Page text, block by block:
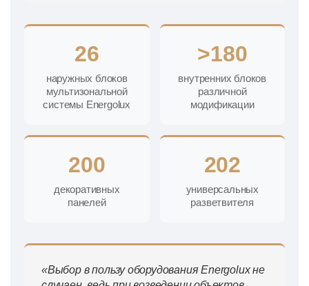
26
наружных блоков
мультизональной
системы Energolux
>180
внутренних блоков
различной
модификации
200
декоративных
панелей
202
универсальных
разветвителя
«Выбор в пользу оборудования Energolux не